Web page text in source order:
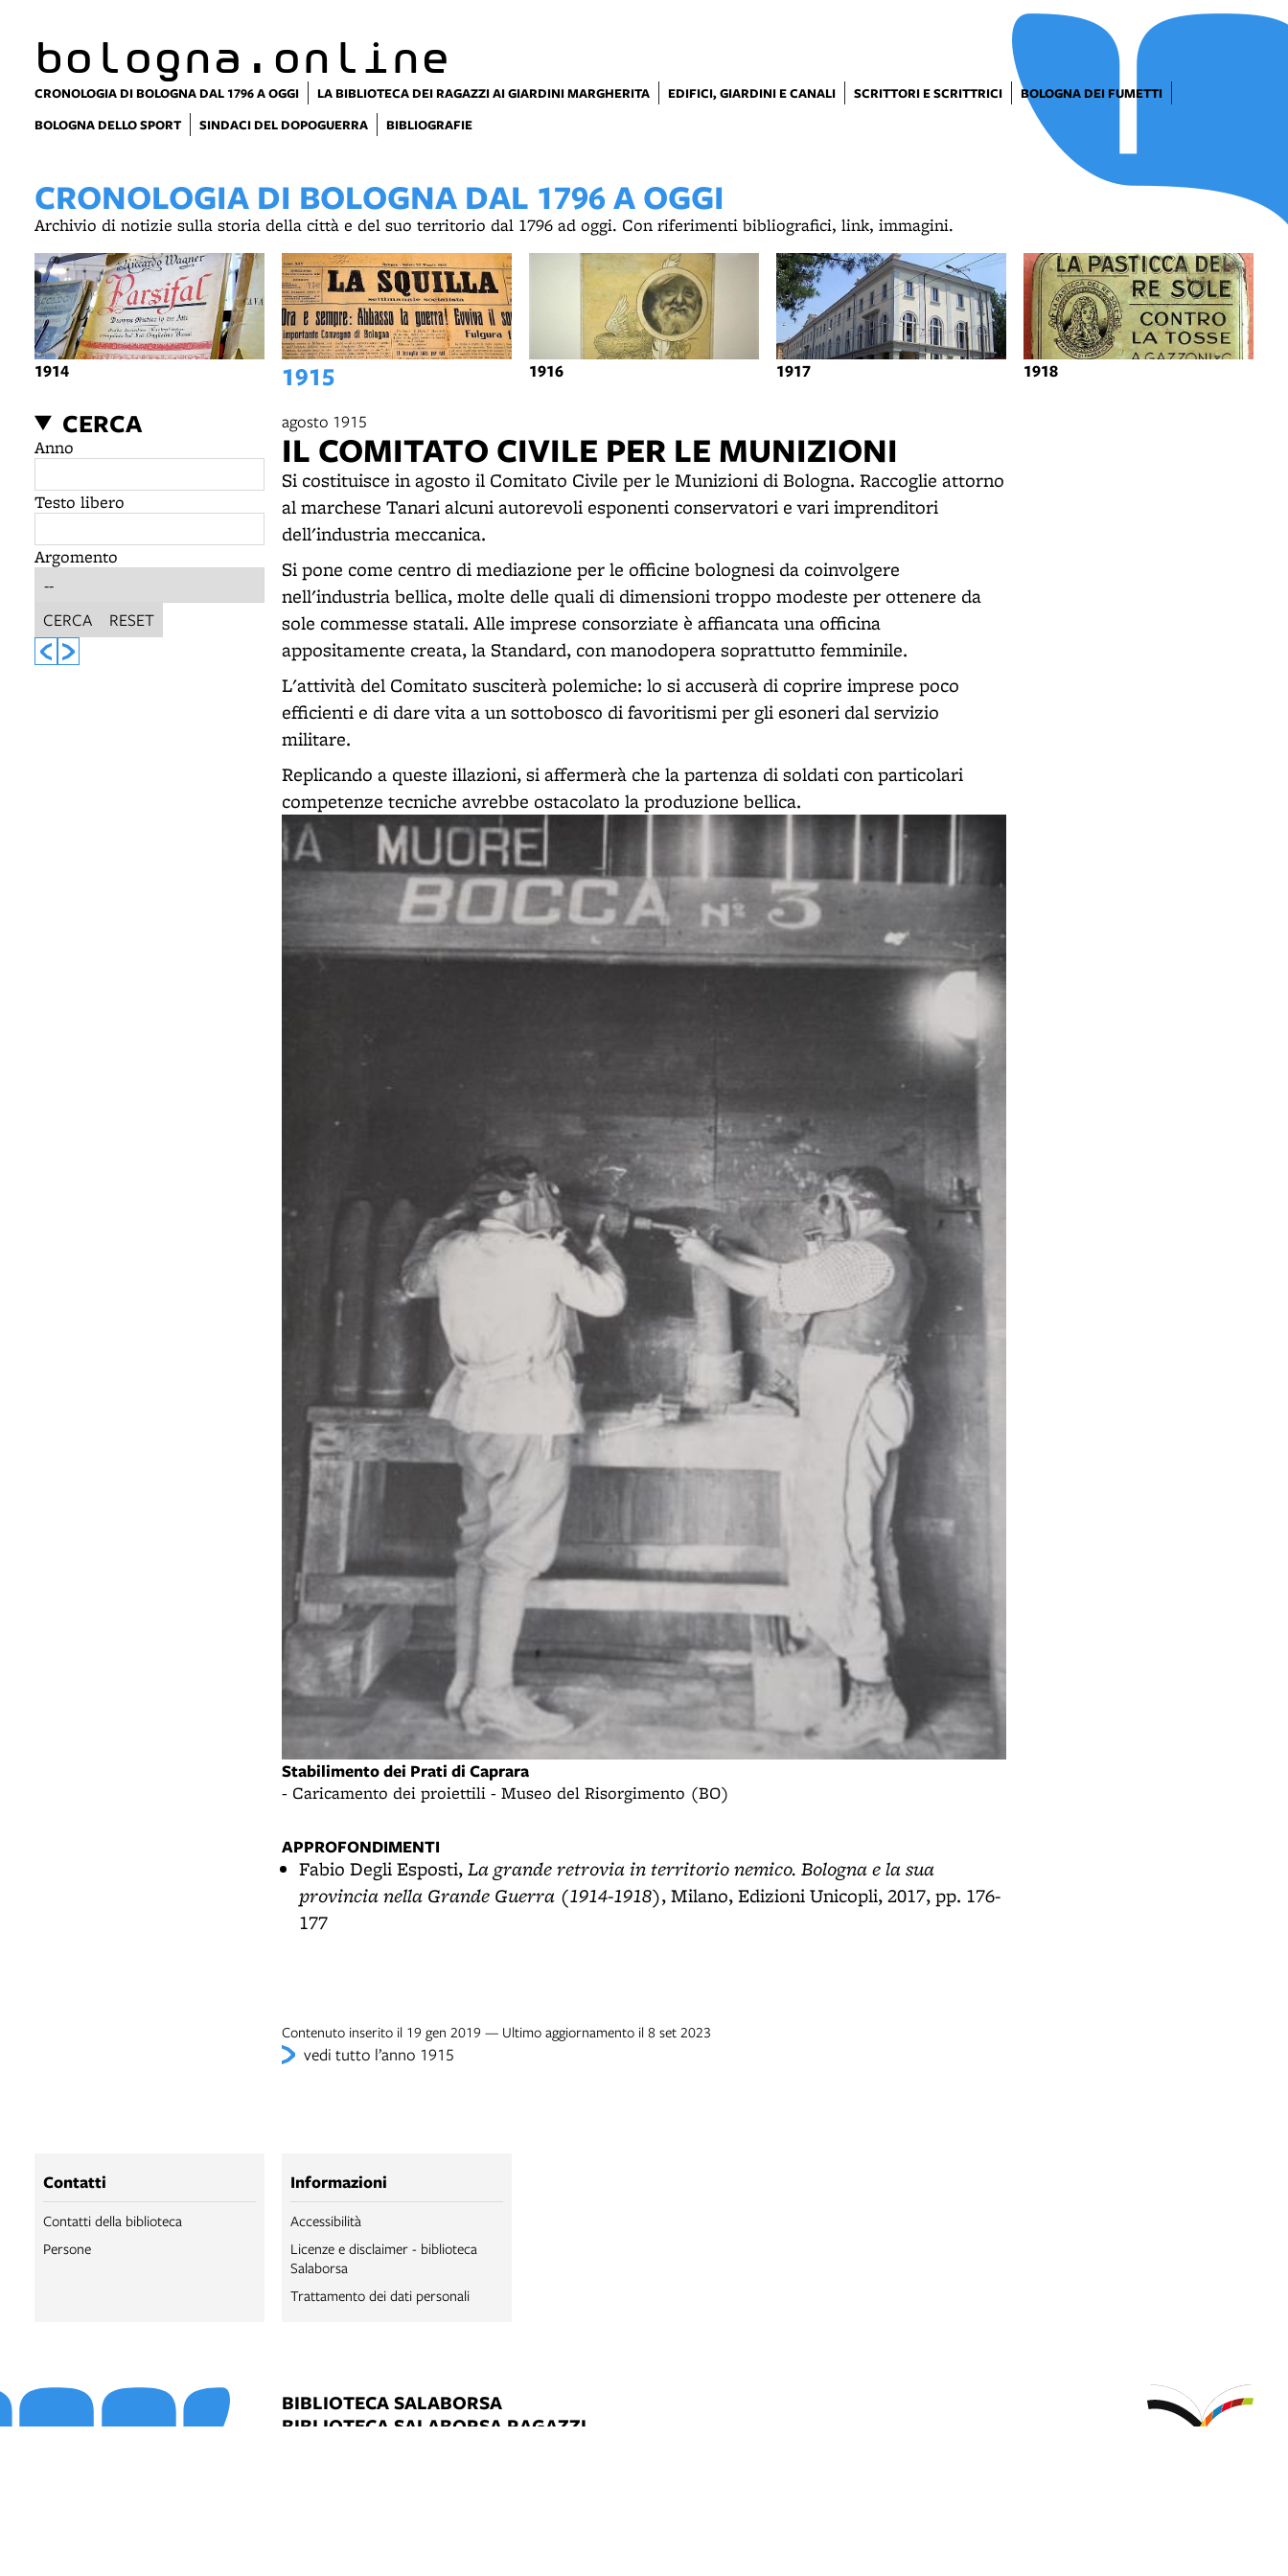
bologna.online
CRONOLOGIA DI BOLOGNA DAL 1796 A OGGI LA BIBLIOTECA DEI RAGAZZI AI GIARDINI MARGHERITA EDIFICI, GIARDINI E CANALI SCRITTORI E SCRITTRICI
BOLOGNA DEI FUMETTI
BOLOGNA DELLO SPORT
SINDACI DEL DOPOGUERRA BIBLIOGRAFIE
CRONOLOGIA DI BOLOGNA DAL 1796 A OGGI
Archivio di notizie sulla storia della città e del suo territorio dal 1796 ad oggi. Con riferimenti bibliografici, link, immagini.
1914 1915 1916 1917 1918
CERCA
Anno
Testo libero
Argomento
CERCA RESET
agosto 1915
IL COMITATO CIVILE PER LE MUNIZIONI
Si costituisce in agosto il Comitato Civile per le Munizioni di Bologna. Raccoglie attorno
al marchese Tanari alcuni autorevoli esponenti conservatori e vari imprenditori
dell'industria meccanica.
Si pone come centro di mediazione per le officine bolognesi da coinvolgere
nell'industria bellica, molte delle quali di dimensioni troppo modeste per ottenere da
sole commesse statali. Alle imprese consorziate è affiancata una officina
appositamente creata, la Standard, con manodopera soprattutto femminile.
L'attività del Comitato susciterà polemiche: lo si accuserà di coprire imprese poco
efficienti e di dare vita a un sottobosco di favoritismi per gli esoneri dal servizio
militare.
Replicando a queste illazioni, si affermerà che la partenza di soldati con particolari
competenze tecniche avrebbe ostacolato la produzione bellica.
Stabilimento dei Prati di Caprara
- Caricamento dei proiettili - Museo del Risorgimento (BO)
APPROFONDIMENTI
Fabio Degli Esposti,La grande retrovia in territorio nemico. Bologna e la sua
provincia nella Grande Guerra (1914-1918), Milano, Edizioni Unicopli, 2017, pp. 176-
177
Contenuto inserito il 19 gen 2019 — Ultimo aggiornamento il 8 set 2023
vedi tutto l’anno 1915
Contatti
Contatti della biblioteca
Persone
Informazioni
Accessibilità
Licenze e disclaimer - biblioteca
Salaborsa
Trattamento dei dati personali
BIBLIOTECA SALABORSA
BIBLIOTECA SALABORSA RAGAZZI